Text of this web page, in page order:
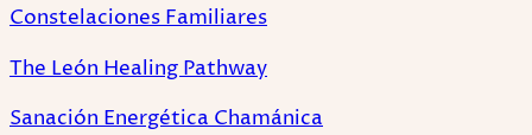
Constelaciones Familiares
The León Healing Pathway
Sanación Energética Chamánica